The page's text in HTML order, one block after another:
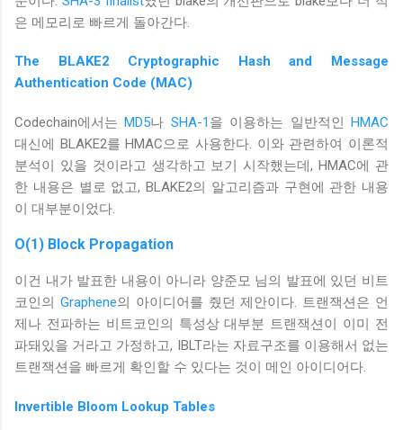
은 메모리로 빠르게 돌아간다.
The BLAKE2 Cryptographic Hash and Message
Authentication Code (MAC)
Codechain에서는 MD5나 SHA-1 을 이용하는 일반적인
HMAC
대신에 BLAKE2를 HMAC으로 사용한다. 이와 관련하여 이론적
분석이 있을 것이라고 생각하고 보기 시작했는데, HMAC에 관
한 내용은 별로 없고, BLAKE2의 알고리즘과 구현에 관한 내용
이 대부분이었다.
O(1) Block Propagation
이건 내가 발표한 내용이 아니라 양준모 님의 발표에 있던 비트
코인의 Graphene의 아이디어를 줬던 제안이다. 트랜잭션은 언
제나 전파하는 비트코인의 특성상 대부분 트랜잭션이 이미 전
파돼있을 거라고 가정하고, IBLT라는 자료구조를 이용해서 없는
트랜잭션을 빠르게 확인할 수 있다는 것이 메인 아이디어다.
Invertible Bloom Lookup Tables